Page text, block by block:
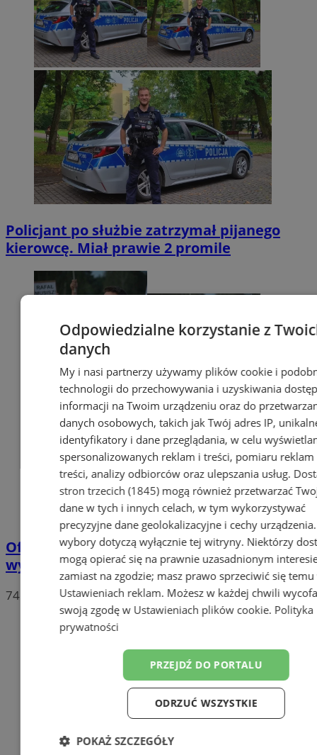
Policjant po służbie zatrzymał pijanego
kierowcę. Miał prawie 2 promile
Oficjalne wyniki wyborów: W Chorzowie
wygrywa Rafał Trzaskowski!
74
Odpowiedzialne korzystanie z
danych
My i nasi partnerzy używamy plików cookie i
technologii do przechowywania i uzyskiwania
informacji na Twoim urządzeniu oraz do
danych osobowych, takich jak Twój adres IP,
identyfikatory i dane przeglądania, w celu
spersonalizowanych reklam i treści, pomiaru reklam
treści, analizy odbiorców oraz ulepszania usług.
stron trzecich (1845)mogą również przetwarzać
dane w tych i innych celach, w tym wykorzystywać
precyzyjne dane geolokalizacyjne i cechy
wybory dotyczą wyłącznie tej witryny. Niektórzy
mogą opierać się na prawnie uzasadnionym
zamiast na zgodzie; masz prawo sprzeciwić się temu
Ustawieniach reklam. Możesz w każdej chwili
swoją zgodę w Ustawieniach plików cookie. Polityka
prywatności
PRZEJDŹ DO PORTALU
ODRZUĆ WSZYSTKIE
POKAŻ SZCZEGÓŁY